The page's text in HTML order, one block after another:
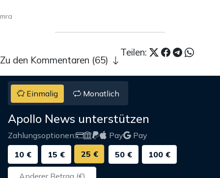
mra
Teilen:
Zu den Kommentaren (65)
Einmalig Monatlich
Apollo News unterstützen
Zahlungsoptionen: Pay
Pay
10 €
15 € 25 € 50 € 100 €